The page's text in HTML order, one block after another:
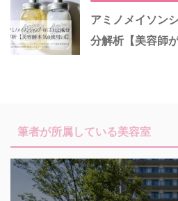
アミノメイソン
分解析【美容師
筆者が所属している美容室